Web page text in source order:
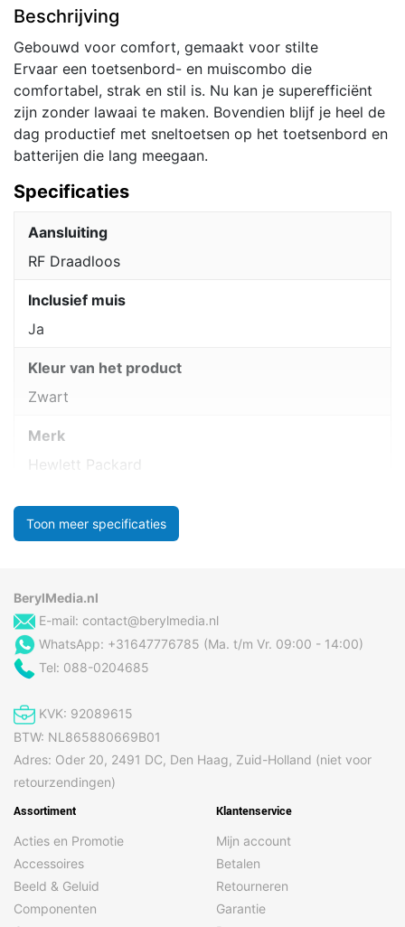
Beschrijving
Gebouwd voor comfort, gemaakt voor stilte
Ervaar een toetsenbord- en muiscombo die
comfortabel, strak en stil is. Nu kan je superefficiënt
zijn zonder lawaai te maken. Bovendien blijf je heel de
dag productief met sneltoetsen op het toetsenbord en
batterijen die lang meegaan.
Specificaties
Aansluiting
RF Draadloos
Inclusief muis
Ja
Kleur van het product
Zwart
Merk
Hewlett Packard
Toon meer specificaties
BerylMedia.nl
E-mail: contact@berylmedia.nl
WhatsApp: +31647776785 (Ma. t/m Vr. 09:00 - 14:00)
Tel: 088-0204685
KVK: 92089615
BTW: NL865880669B01
Adres: Oder 20, 2491 DC, Den Haag, Zuid-Holland (niet voor
retourzendingen)
Assortiment
Acties en Promotie
Accessoires
Beeld & Geluid
Componenten
Klantenservice
Mijn account
Betalen
Retourneren
Garantie